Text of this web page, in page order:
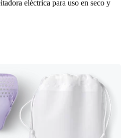
eléctrica para uso en seco y